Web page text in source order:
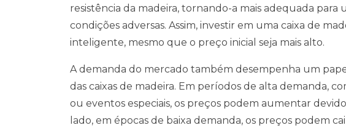
resistência da madeira, tornando-a mais adequada
condições adversas. Assim, investir em uma caixa de
inteligente, mesmo que o preço inicial seja mais alto.
A demanda do mercado também desempenha um
das caixas de madeira. Em períodos de alta demanda,
ou eventos especiais, os preços podem aumentar
lado, em épocas de baixa demanda, os preços podem